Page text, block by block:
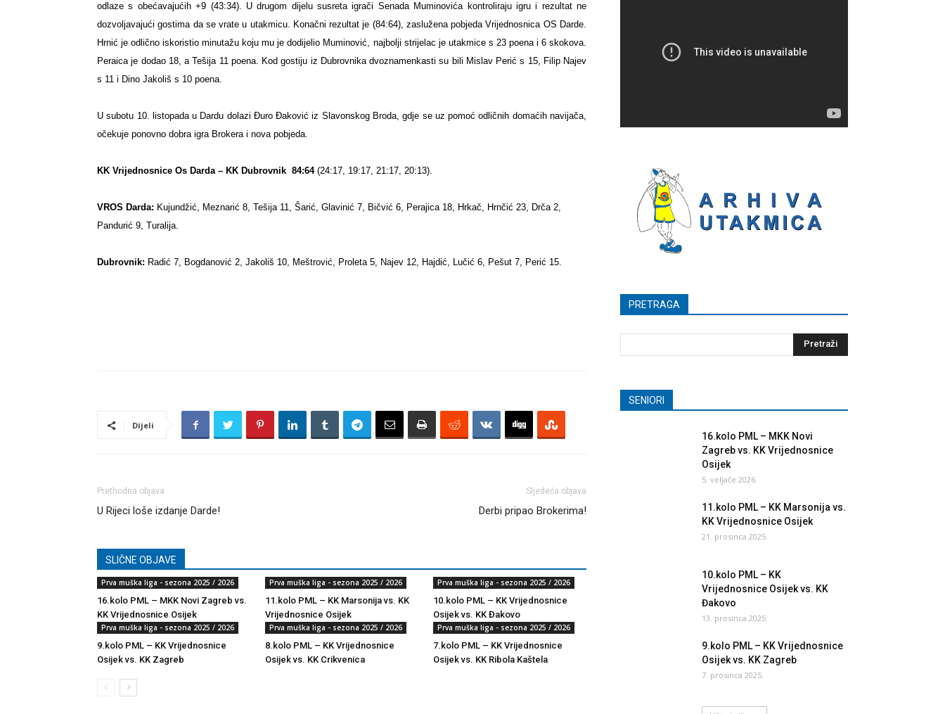
odlaze s obećavajućih +9 (43:34). U drugom dijelu susreta igrači Senada Muminovića kontroliraju igru i rezultat ne
dozvoljavajući gostima da se vrate u utakmicu. Konačni rezultat je (84:64), zaslužena pobjeda Vrijednosnica OS Darde.
Hrnić je odlično iskoristio minutažu koju mu je dodijelio Muminović, najbolji strijelac je utakmice s 23 poena i 6 skokova.
Peraica je dodao 18, a Tešija 11 poena. Kod gostiju iz Dubrovnika dvoznamenkasti su bili Mislav Perić s 15, Filip Najev
s 11 i Dino Jakoliš s 10 poena.
U subotu 10. listopada u Dardu dolazi Đuro Đaković iz Slavonskog Broda, gdje se uz pomoć odličnih domaćih navijača,
očekuje ponovno dobra igra Brokera i nova pobjeda.
KK Vrijednosnice Os Darda – KK Dubrovnik 84:64(24:17, 19:17, 21:17, 20:13).
VROS Darda: Kujundžić, Meznarić 8, Tešija 11, Šarić, Glavinić 7, Bičvić 6, Perajica 18, Hrkač, Hrnčić 23, Drča 2,
Pandurić 9, Turalija.
Dubrovnik: Radić 7, Bogdanović 2, Jakoliš 10, Meštrović, Proleta 5, Najev 12, Hajdić, Lučić 6, Pešut 7, Perić 15.
Dijeli
Prethodna objava
U Rijeci loše izdanje Darde!
Sljedeća objava
Derbi pripao Brokerima!
SLIČNE OBJAVE
Prva muška liga - sezona 2025 / 2026
16.kolo PML – MKK Novi Zagreb vs.
KK Vrijednosnice Osijek
Prva muška liga - sezona 2025 / 2026
11.kolo PML – KK Marsonija vs. KK
Vrijednosnice Osijek
Prva muška liga - sezona 2025 / 2026
10.kolo PML – KK Vrijednosnice
Osijek vs. KK Đakovo
Prva muška liga - sezona 2025 / 2026
9.kolo PML – KK Vrijednosnice
Osijek vs. KK Zagreb
Prva muška liga - sezona 2025 / 2026
8.kolo PML – KK Vrijednosnice
Osijek vs. KK Crikvenica
Prva muška liga - sezona 2025 / 2026
7.kolo PML – KK Vrijednosnice
Osijek vs. KK Ribola Kaštela
PRETRAGA
SENIORI
16.kolo PML – MKK Novi
Zagreb vs. KK Vrijednosnice
Osijek
5. veljače 2026.
11.kolo PML – KK Marsonija vs.
KK Vrijednosnice Osijek
21. prosinca 2025.
10.kolo PML – KK
Vrijednosnice Osijek vs. KK
Đakovo
13. prosinca 2025.
9.kolo PML – KK Vrijednosnice
Osijek vs. KK Zagreb
7. prosinca 2025.